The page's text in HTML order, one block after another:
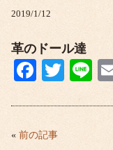
2019/1/12
革のドール達
Fa
bo
ok
T
tte
Li
« 前の記事